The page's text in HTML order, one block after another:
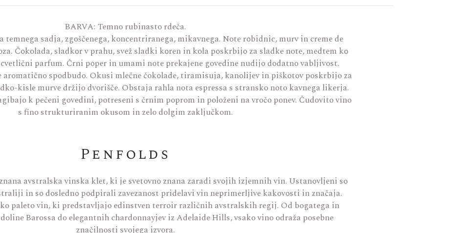
BARVA: Temno rubinasto rdeča.
temnega sadja, zgoščenega, koncentriranega, mikavnega. Note robidnic, murv in creme de
Čokolada, sladkor v prahu, svež sladki koren in kola poskrbijo za sladke note, medtem ko
parfum. Črni poper in umami note prekajene govedine nudijo dodatno vabljivost.
aromatično spodbudo. Okusi mlečne čokolade, tiramisuja, kanolijev in piškotov poskrbijo za
kisle murve držijo dvorišče. Obstaja rahla nota espressa s stransko noto kavnega likerja.
k pečeni govedini, potreseni s črnim poprom in položeni na vročo ponev. Čudovito vino
s fino strukturiranim okusom in zelo dolgim zaključkom.
Penfolds
avstralska vinska klet, ki je svetovno znana zaradi svojih izjemnih vin. Ustanovljeni so
in so dosledno podpirali zavezanost pridelavi vin neprimerljive kakovosti in značaja.
paleto vin, ki predstavljajo edinstven terroir različnih avstralskih regij. Od bogatega in
Barossa do elegantnih chardonnayjev iz Adelaide Hills, vsako vino odraža posebne
značilnosti svojega izvora.